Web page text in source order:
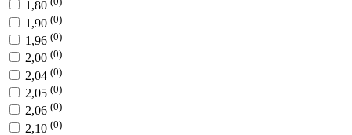
1,80
1,90 (0)
1,96 (0)
2,00 (0)
2,04 (0)
2,05 (0)
2,06 (0)
2,10 (0)